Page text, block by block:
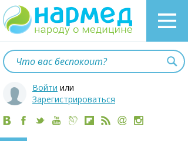
Войти или
Зарегистрироваться